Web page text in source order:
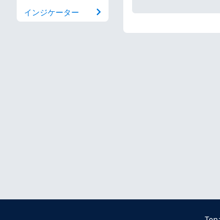
インジケーター